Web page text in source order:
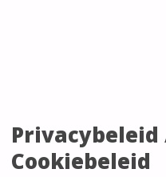
Privacybeleid
Cookiebeleid